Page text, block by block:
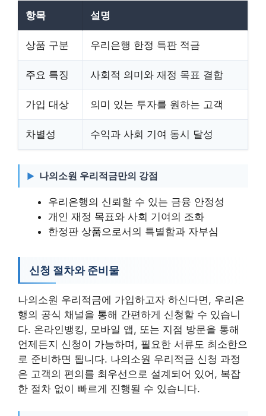
항목 설명
상품 구분 우리은행 한정 특판 적금
주요 특징 사회적 의미와 재정 목표 결합
가입 대상 의미 있는 투자를 원하는 고객
차별성 수익과 사회 기여 동시 달성
나의소원 우리적금만의 강점
우리은행의 신뢰할 수 있는 금융 안정성
개인 재정 목표와 사회 기여의 조화
한정판 상품으로서의 특별함과 자부심
신청 절차와 준비물
나의소원 우리적금에 가입하고자 하신다면, 우리은
행의 공식 채널을 통해 간편하게 신청할 수 있습니
다. 온라인뱅킹, 모바일 앱, 또는 지점 방문을 통해
언제든지 신청이 가능하며, 필요한 서류도 최소한으
로 준비하면 됩니다. 나의소원 우리적금 신청 과정
은 고객의 편의를 최우선으로 설계되어 있어, 복잡
한 절차 없이 빠르게 진행될 수 있습니다.